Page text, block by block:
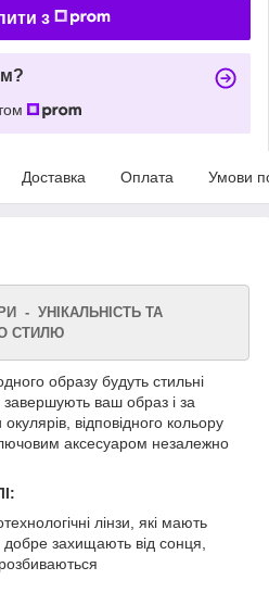
з
Доставка Оплата Умови
- УНІКАЛЬНІСТЬ ТА
СТИЛЮ
образу будуть стильні
завершують ваш образ і за
відповідного кольору
аксесуаром незалежно
лінзи, які мають
добре захищають від сонця,